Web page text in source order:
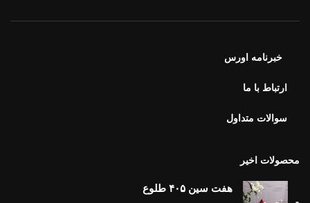
خبرنامه اورس
ارتباط با ما
سوالات متداول
محصولات اخیر
هفت سین ۴۰۵ طلوع